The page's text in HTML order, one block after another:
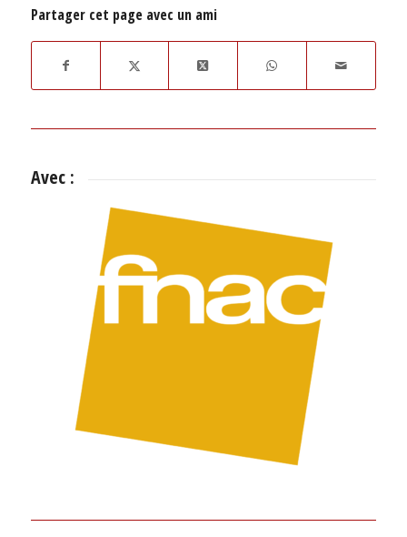
Partager cet page avec un ami
Avec :